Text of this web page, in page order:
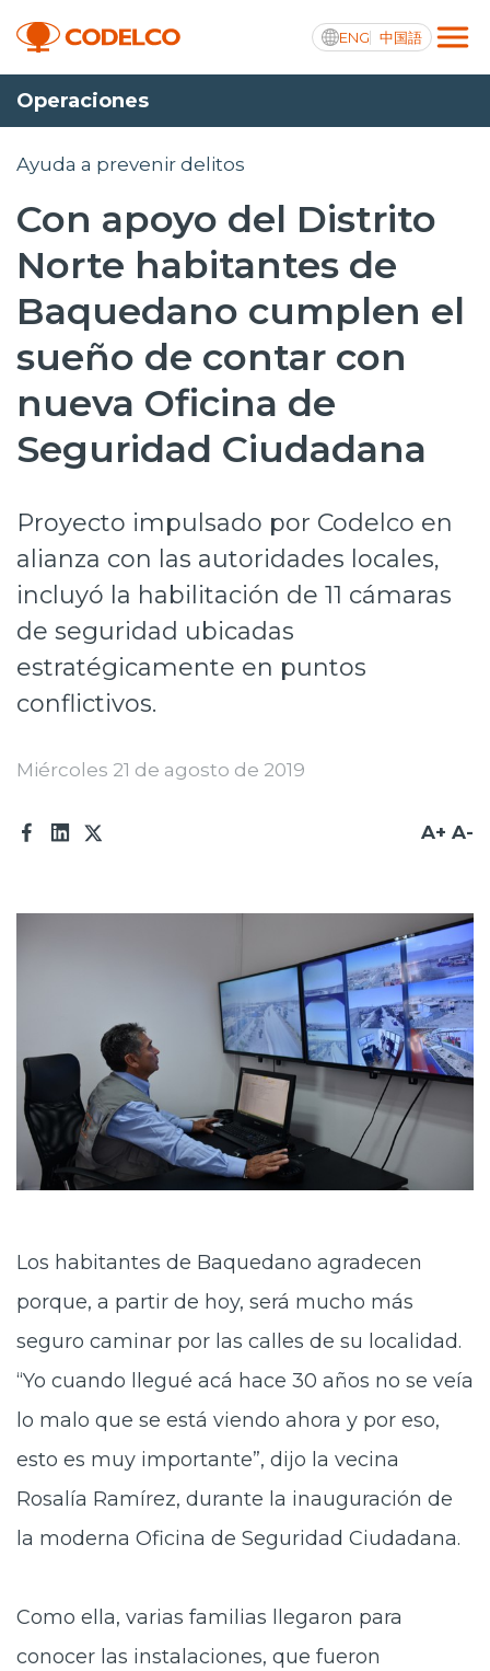
ENG 中国語
Transparencia activa
Nosotros
Proyectos
Inversionistas
Prensa
Trabaja en Codelco
Transparencia activa
Canales de denuncia
Proveedores
Operaciones
Ayuda a prevenir delitos
Con apoyo del Distrito
Norte habitantes de
Baquedano cumplen el
sueño de contar con
nueva Oficina de
Seguridad Ciudadana
Proyecto impulsado por Codelco en
alianza con las autoridades locales,
incluyó la habilitación de 11 cámaras
de seguridad ubicadas
estratégicamente en puntos
conflictivos.
Miércoles 21 de agosto de 2019
A+ A-
Los habitantes de Baquedano agradecen
porque, a partir de hoy, será mucho más
seguro caminar por las calles de su localidad.
“Yo cuando llegué acá hace 30 años no se veía
lo malo que se está viendo ahora y por eso,
esto es muy importante”, dijo la vecina
Rosalía Ramírez, durante la inauguración de
la moderna Oficina de Seguridad Ciudadana.
Como ella, varias familias llegaron para
conocer las instalaciones, que fueron